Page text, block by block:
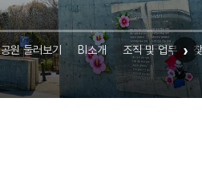
공원 둘러보기 BI소개 조직 및 업무 ›